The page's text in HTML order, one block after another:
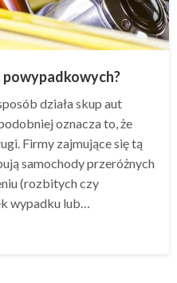
powypadkowych?
działa skup aut
oznacza to, że
Firmy zajmujące się tą
samochody przeróżnych
(rozbitych czy
wypadku lub…